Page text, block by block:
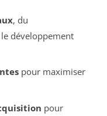
, du
développement
pour maximiser
pour